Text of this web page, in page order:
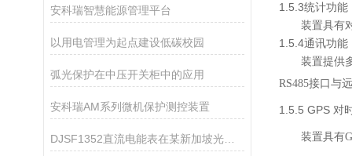
安科瑞智慧能源管理平台
以用电管理为起点建设低碳校园
弧光保护在中压开关柜中的应用
安科瑞AM系列微机保护测控装置
DJSF1352直流电能表在某新加坡光伏储能系统中的应用
1.5.3统计功能
装置具有
1.5.4通讯功能
装置提供
RS485接口与
1.5.5 GPS 对
装置具有